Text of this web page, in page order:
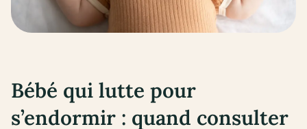
Bébé qui lutte pour
s’endormir : quand consulter